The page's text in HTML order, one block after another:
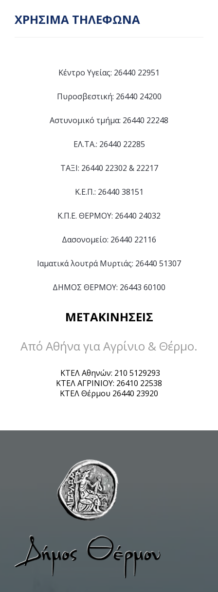
ΧΡΗΣΙΜΑ ΤΗΛΕΦΩΝΑ
Κέντρο Υγείας: 26440 22951
Πυροσβεστική: 26440 24200
Αστυνομικό τμήμα: 26440 22248
ΕΛ.ΤΑ.: 26440 22285
ΤΑΞΙ: 26440 22302 & 22217
Κ.Ε.Π.: 26440 38151
Κ.Π.Ε. ΘΕΡΜΟΥ: 26440 24032
Δασονομείο: 26440 22116
Ιαματικά λουτρά Μυρτιάς: 26440 51307
ΔΗΜΟΣ ΘΕΡΜΟΥ: 26443 60100
METAKINHΣEIΣ
Aπό Aθήνα για Aγρίνιο & Θέρμο.
KTEΛ Aθηνών: 210 5129293
KTEΛ AΓPINIOY: 26410 22538
KTEΛ Θέρμου 26440 23920